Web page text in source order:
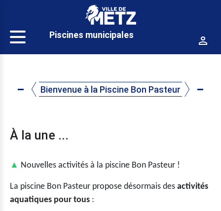
Piscines municipales
Bienvenue à la Piscine Bon Pasteur
À la une ...
▲ Nouvelles activités à la piscine Bon Pasteur !
La piscine Bon Pasteur propose désormais des activités
aquatiques pour tous :
Panneau de gestion des cookies